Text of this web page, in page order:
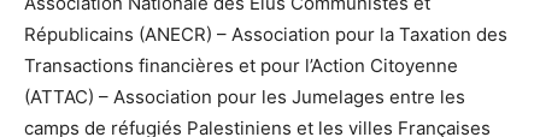
Républicains (ANECR) – Association pour la Taxation des
Transactions financières et pour l’Action Citoyenne
(ATTAC) – Association pour les Jumelages entre les
camps de réfugiés Palestiniens et les villes Françaises